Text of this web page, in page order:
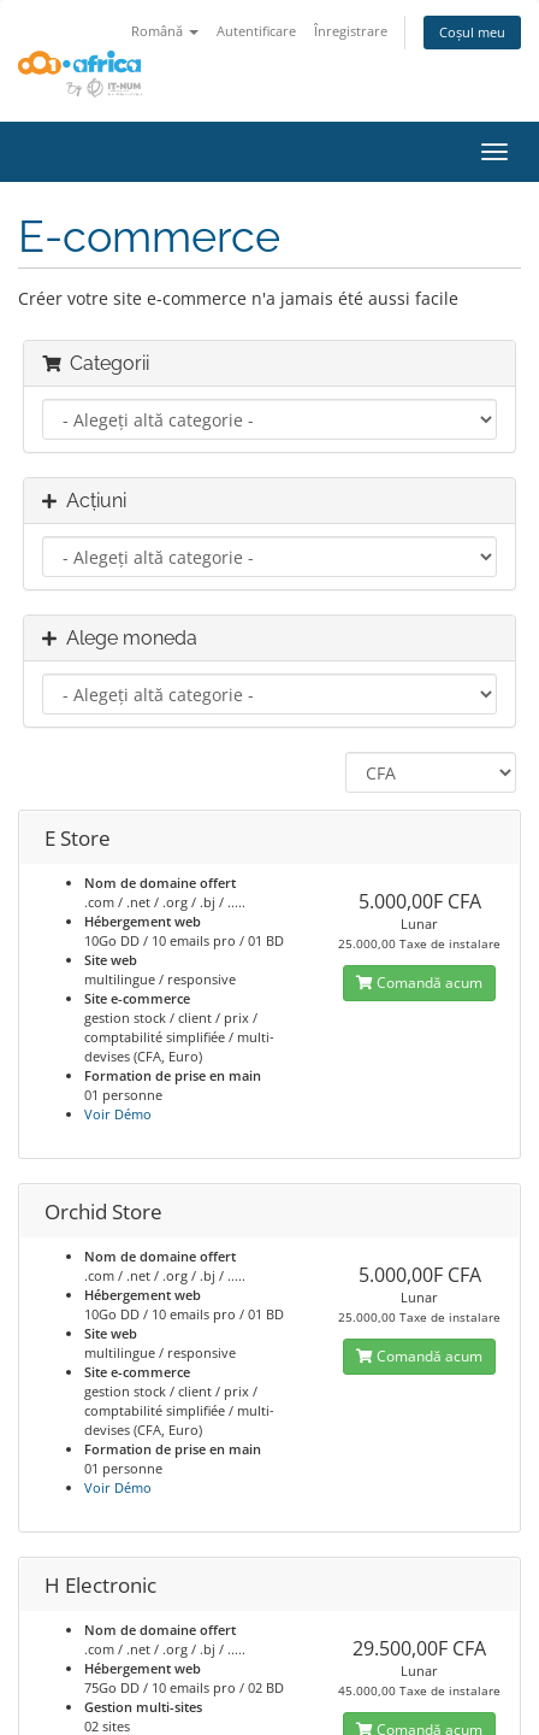
Română Autentificare Înregistrare Coșul meu
E-commerce
Créer votre site e-commerce n'a jamais été aussi facile
Categorii
Acțiuni
Alege moneda
E Store
Nom de domaine offert
.com / .net / .org / .bj / .....
Hébergement web
10Go DD / 10 emails pro / 01 BD
Site web
multilingue / responsive
Site e-commerce
gestion stock / client / prix /
comptabilité simplifiée / multi-
devises (CFA, Euro)
Formation de prise en main
01 personne
Voir Démo
5.000,00F CFA
Lunar
25.000,00 Taxe de instalare
Comandă acum
Orchid Store
Nom de domaine offert
.com / .net / .org / .bj / .....
Hébergement web
10Go DD / 10 emails pro / 01 BD
Site web
multilingue / responsive
Site e-commerce
gestion stock / client / prix /
comptabilité simplifiée / multi-
devises (CFA, Euro)
Formation de prise en main
01 personne
Voir Démo
5.000,00F CFA
Lunar
25.000,00 Taxe de instalare
Comandă acum
H Electronic
Nom de domaine offert
.com / .net / .org / .bj / .....
Hébergement web
75Go DD / 10 emails pro / 02 BD
Gestion multi-sites
02 sites
29.500,00F CFA
Lunar
45.000,00 Taxe de instalare
Comandă acum